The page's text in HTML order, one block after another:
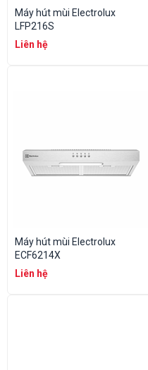
Máy hút mùi Electrolux
LFP216S
Liên hệ
Máy hút mùi Electrolux
ECF6214X
Liên hệ